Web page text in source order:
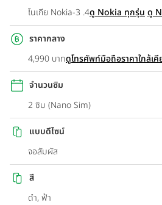
โนเกีย Nokia-3 .4ดู Nokia ทุกรุ่น ดู
ราคากลาง
4,990 บาทดูโทรศัพท์มือถือราคาใกล้เคี
จำนวนซิม
2 ซิม (Nano Sim)
แบบดีไซน์
จอสัมผัส
สี
ดำ, ฟ้า